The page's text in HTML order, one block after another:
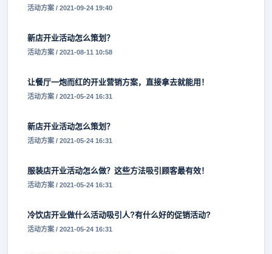
活动方案 / 2021-09-24 19:40
新店开业活动怎么策划？
活动方案 / 2021-08-11 10:58
让餐厅一炮而红的开业营销方案，直接拿去就能用！
活动方案 / 2021-05-24 16:31
新店开业活动怎么策划？
活动方案 / 2021-05-24 16:31
服装店开业活动怎么做？这些方法吸引顾客最有效！
活动方案 / 2021-05-24 16:31
冷饮店开业做什么活动吸引人?有什么好的促销活动?
活动方案 / 2021-05-24 16:31